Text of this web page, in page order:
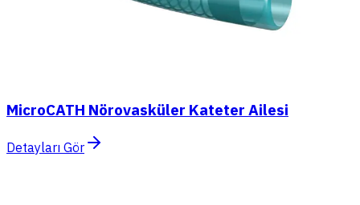
MicroCATH Nörovasküler Kateter Ailesi
Detayları Gör